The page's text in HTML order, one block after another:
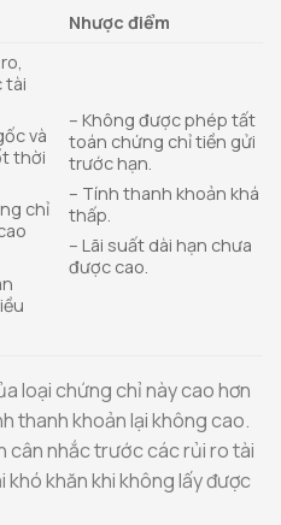
Nhược điểm
tài
và
thời
chỉ
– Không được phép tất
toán chứng chỉ tiền gửi
trước hạn.
– Tính thanh khoản khá
thấp.
– Lãi suất dài hạn chưa
được cao.
loại chứng chỉ này cao hơn
thanh khoản lại không cao.
cân nhắc trước các rủi ro tài
khăn khi không lấy được